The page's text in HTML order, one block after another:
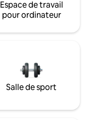
Espace de travail
pour ordinateur
Salle de sport